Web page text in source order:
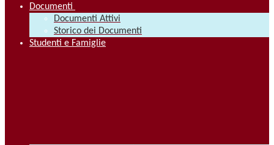
Documenti
Documenti Attivi
Storico dei Documenti
Studenti e Famiglie